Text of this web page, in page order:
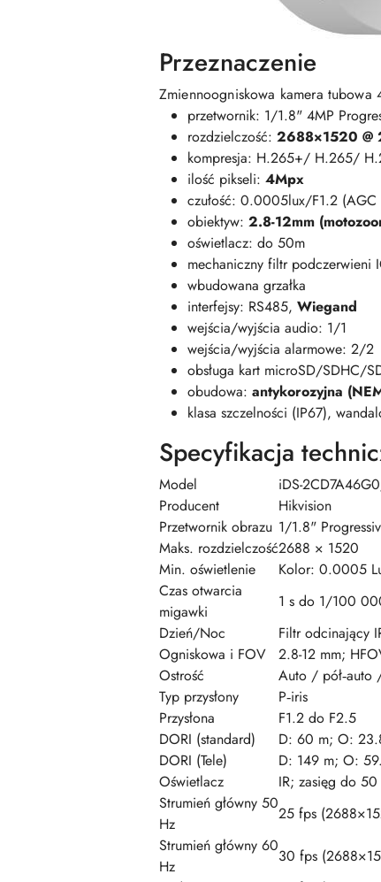
Przeznaczenie
Zmiennoogniskowa kamera
przetwornik: 1/1.8" 4MP
rozdzielczość: 2688×1520
kompresja: H.265+/ H.265/
ilość pikseli: 4Mpx
czułość: 0.0005lux/F1.2
obiektyw: 2.8-12mm
oświetlacz: do 50m
mechaniczny filtr podczerwieni
wbudowana grzałka
interfejsy: RS485, Wiegand
wejścia/wyjścia audio: 1/1
wejścia/wyjścia alarmowe: 2/2
obsługa kart microSD/SDHC/
obudowa: antykorozyjna
klasa szczelności (IP67),
Specyfikacja
Model
iDS-
Producent
Hikvision
Przetwornik obrazu 1/1.8"
Maks. rozdzielczość2688 × 1520
Min. oświetlenie
Kolor: 0.0005
Czas otwarcia
migawki
1 s do 1/100
Dzień/Noc
Filtr odcinający
Ogniskowa i FOV
2.8-12 mm;
Ostrość
Auto / pół‑auto
Typ przysłony
P‑iris
Przysłona
F1.2 do F2.5
DORI (standard)
D: 60 m; O:
DORI (Tele)
D: 149 m; O:
Oświetlacz
IR; zasięg do
Strumień główny 50
Hz
25 fps
Strumień główny 60
Hz
30 fps